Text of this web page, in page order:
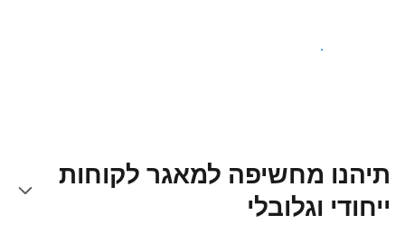
צאו לדרך עוד היום
תיהנו מחשיפה למאגר לקוחות
ייחודי וגלובלי